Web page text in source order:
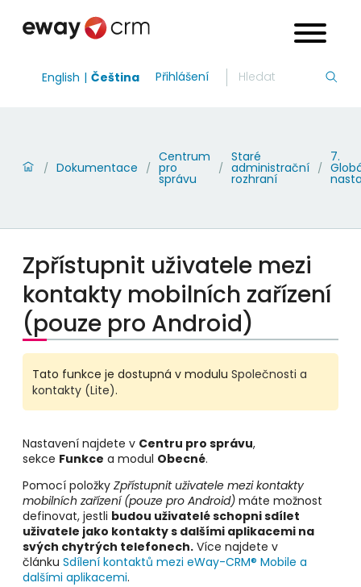
English Čeština Přihlášení
/ Dokumentace /
Centrum
pro
správu
/
Staré
administrační
rozhraní
/
7.
Zpřístupnit uživatele mezi
kontakty mobilních zařízení
(pouze pro Android)
Tato funkce je dostupná v modulu Společnosti a
kontakty (Lite).
Nastavení najdete v Centru pro správu,
sekce Funkce a modul Obecné.
Pomocí položky Zpřístupnit uživatele mezi kontakty
mobilních zařízení (pouze pro Android) máte možnost
definovat, jestli budou uživatelé schopni sdílet
uživatele jako kontakty s dalšími aplikacemi na
svých chytrých telefonech. Více najdete v
článku Sdílení kontaktů mezi eWay-CRM® Mobile a
dalšími aplikacemi.